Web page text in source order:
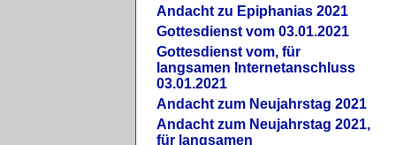
Andacht zu Epiphanias 2021
Gottesdienst vom 03.01.2021
Gottesdienst vom, für
langsamen Internetanschluss
03.01.2021
Andacht zum Neujahrstag 2021
Andacht zum Neujahrstag 2021,
für langsamen